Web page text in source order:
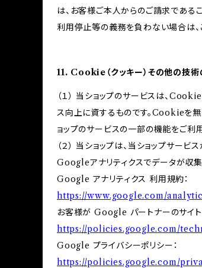
は、お客様ご本人からのご請求である
利用停止等の義務を負わない場合は、
11. Cookie（クッキー）その他の技術
（１） 当ショップのサービスは、
ス向上に資するものです。Cookieを
ョップのサービスの一部の機能をご利
（２） 当ショップは、当ショップサ
Googleアナリティクスでデータが収
Google アナリティクス 利用規約：
https://www.google.com/
お客様が Google パートナーのサイ
https://policies.google.com/
Google プライバシーポリシー：
https://policies.google.com/